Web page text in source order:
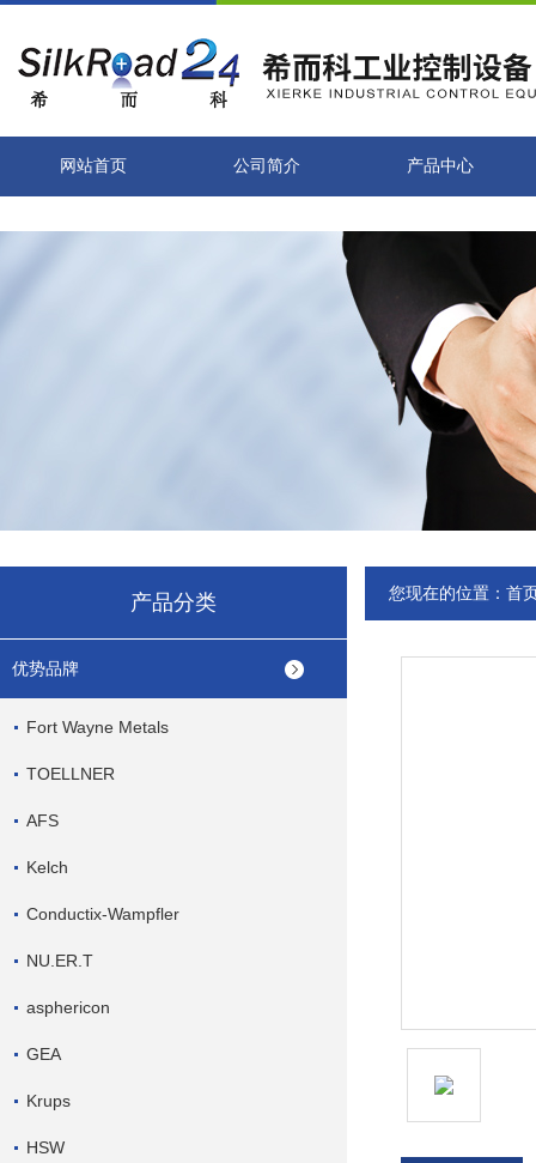
网站首页 公司简介 产品中心
产品分类
优势品牌
Fort Wayne Metals
TOELLNER
AFS
Kelch
Conductix-Wampfler
NU.ER.T
asphericon
GEA
Krups
HSW
您现在的位置： 首